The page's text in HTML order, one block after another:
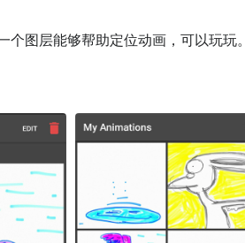
图层能够帮助定位动画，可以玩玩。